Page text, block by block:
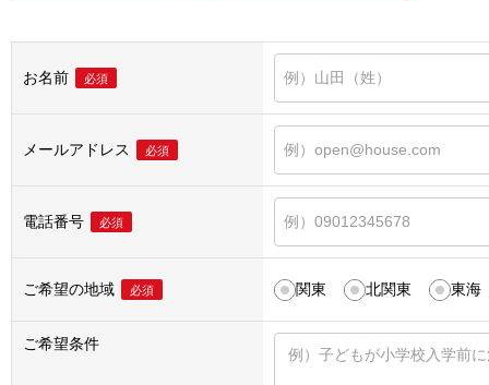
お名前 必須
メールアドレス 必須
電話番号 必須
ご希望の地域 必須 関東 北関東 東海
ご希望条件